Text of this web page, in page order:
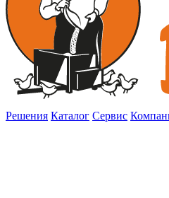
Решения Каталог Сервис